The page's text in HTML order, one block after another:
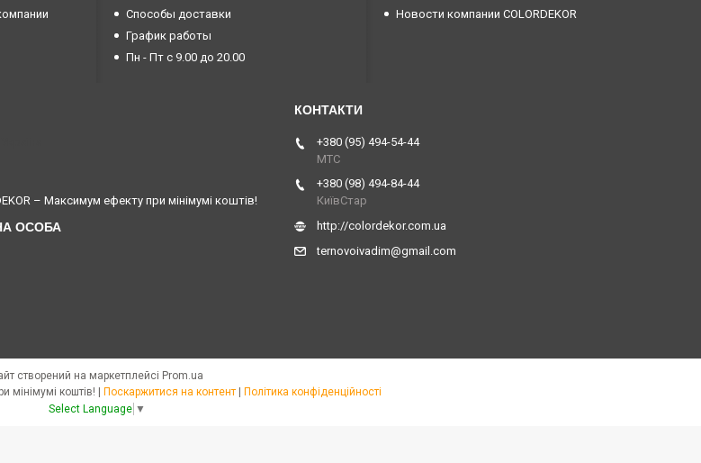
Способы доставки
График работы
Пн - Пт с 9.00 до 20.00
Новости компании COLORDEKOR
– Максимум ефекту при мінімумі коштів!
+380 (95) 494-54-44
МТС
+380 (98) 494-84-44
КиївСтар
http://colordekor.com.ua
ternovoivadim@gmail.com
створений на маркетплейсі Prom.ua
Поскаржитися на контент
Політика конфіденційності
Select Language ▼